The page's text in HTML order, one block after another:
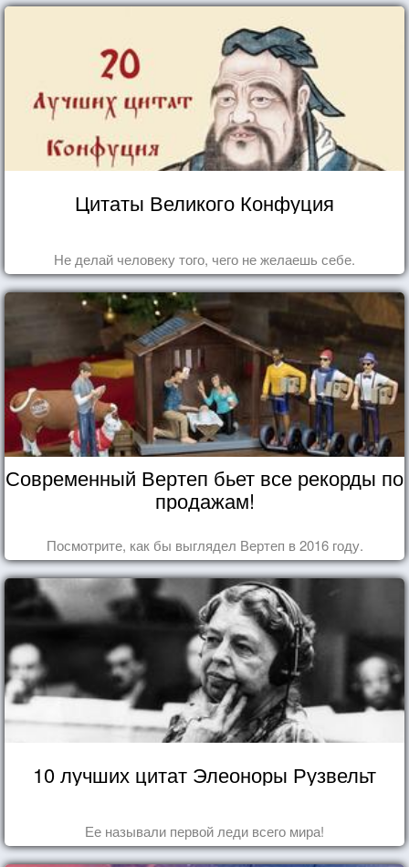
Цитаты Великого Конфуция
Не делай человеку того, чего не желаешь себе.
Современный Вертеп бьет все рекорды по
продажам!
Посмотрите, как бы выглядел Вертеп в 2016 году.
10 лучших цитат Элеоноры Рузвельт
Ее называли первой леди всего мира!